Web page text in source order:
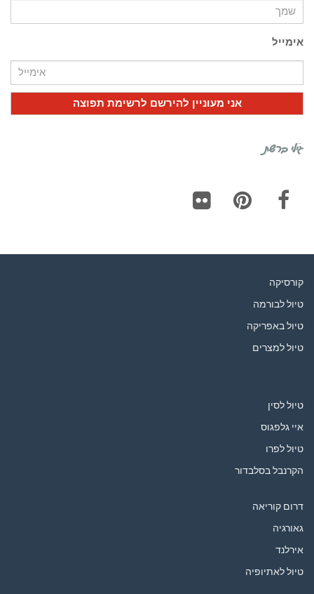
אימייל
גילי ברשת
קורסיקה
טיול לבורמה
טיול באפריקה
טיול למצרים
טיול לסין
איי גלפגוס
טיול לפרו
הקרנבל בסלבדור
דרום קוריאה
גאורגיה
אירלנד
טיול לאתיופיה